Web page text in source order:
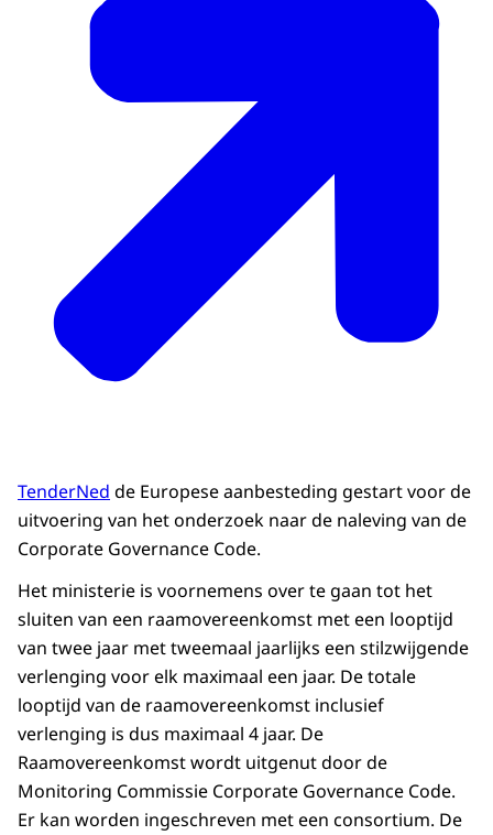
TenderNed de Europese aanbesteding gestart voor de
uitvoering van het onderzoek naar de naleving van de
Corporate Governance Code.
Het ministerie is voornemens over te gaan tot het
sluiten van een raamovereenkomst met een looptijd
van twee jaar met tweemaal jaarlijks een stilzwijgende
verlenging voor elk maximaal een jaar. De totale
looptijd van de raamovereenkomst inclusief
verlenging is dus maximaal 4 jaar. De
Raamovereenkomst wordt uitgenut door de
Monitoring Commissie Corporate Governance Code.
Er kan worden ingeschreven met een consortium. De